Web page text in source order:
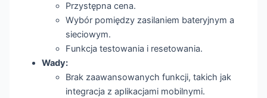
Przystępna cena.
Wybór pomiędzy zasilaniem bateryjnym a
sieciowym.
Funkcja testowania i resetowania.
Wady:
Brak zaawansowanych funkcji, takich jak
integracja z aplikacjami mobilnymi.